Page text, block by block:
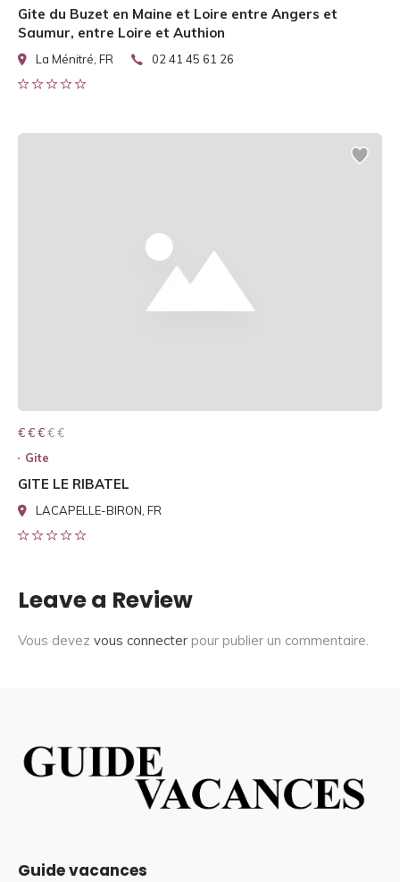
Gite du Buzet en Maine et Loire entre Angers et
Saumur, entre Loire et Authion
La Ménitré, FR 02 41 45 61 26
€ € € € €
€ € €
Gite
GITE LE RIBATEL
LACAPELLE-BIRON, FR
Leave a Review
Vous devez vous connecter pour publier un commentaire.
Guide vacances